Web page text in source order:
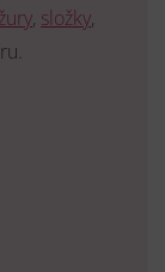
, složky,